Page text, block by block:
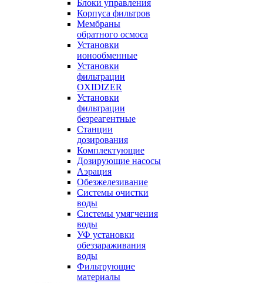
Блоки управления
Корпуса фильтров
Мембраны
обратного осмоса
Установки
ионообменные
Установки
фильтрации
OXIDIZER
Установки
фильтрации
безреагентные
Станции
дозирования
Комплектующие
Дозирующие насосы
Аэрация
Обезжелезивание
Системы очистки
воды
Системы умягчения
воды
УФ установки
обеззараживания
воды
Фильтрующие
материалы